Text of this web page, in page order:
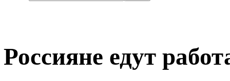
Россияне едут